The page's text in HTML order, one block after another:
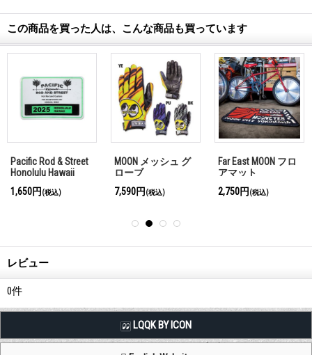
この商品を買った人は、こんな商品も買っています
Pacific Rod & Street
Honolulu Hawaii
ーミット ウィンド
1,650円 (税込)
MOON メッシュ グ
ローブ
7,590円 (税込)
Far East MOON フロ
アマット
2,750円 (税込)
レビュー
0件
LQQK BY ICON